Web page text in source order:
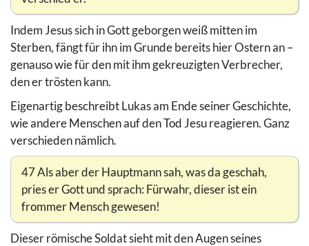
Indem Jesus sich in Gott geborgen weiß mitten im
Sterben, fängt für ihn im Grunde bereits hier Ostern an –
genauso wie für den mit ihm gekreuzigten Verbrecher,
den er trösten kann.
Eigenartig beschreibt Lukas am Ende seiner Geschichte,
wie andere Menschen auf den Tod Jesu reagieren. Ganz
verschieden nämlich.
47 Als aber der Hauptmann sah, was da geschah,
pries er Gott und sprach: Fürwahr, dieser ist ein
frommer Mensch gewesen!
Dieser römische Soldat sieht mit den Augen seines